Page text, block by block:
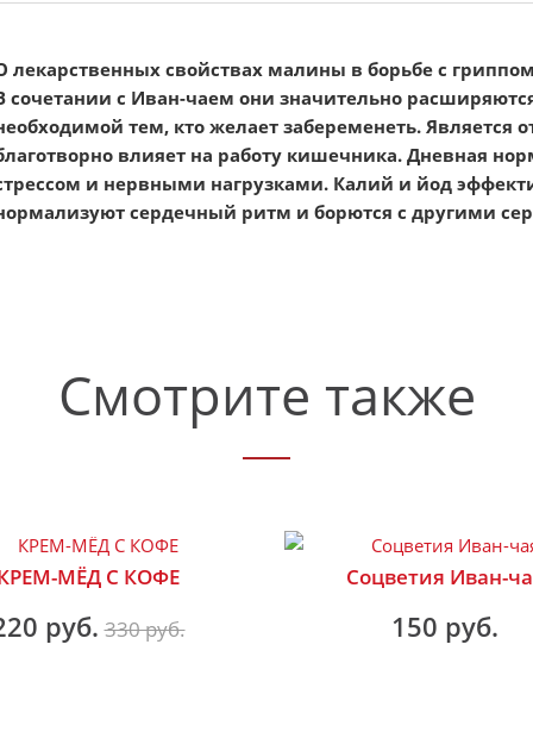
лекарственных свойствах малины в борьбе с
сочетании с Иван-чаем они значительно
тем, кто желает забеременеть. Является
влияет на работу кишечника. Дневная
и нервными нагрузками. Калий и йод
сердечный ритм и борются с другими
Смотрите также
МЁД С КОФЕ
руб. 330 руб.
Соцветия Иван-
150 руб.